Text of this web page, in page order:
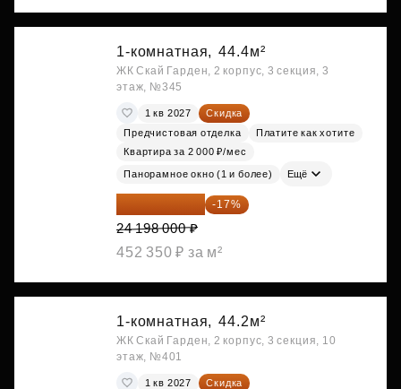
1-комнатная, 44.4м²
ЖК Скай Гарден, 2 корпус, 3 секция, 3
этаж, №345
1 кв 2027
Скидка
Предчистовая отделка
Платите как хотите
Квартира за 2 000 ₽/мес
Панорамное окно (1 и более) Ещё
20 084 340 ₽ -17%
24 198 000 ₽
452 350 ₽ за м²
1-комнатная, 44.2м²
ЖК Скай Гарден, 2 корпус, 3 секция, 10
этаж, №401
1 кв 2027
Скидка